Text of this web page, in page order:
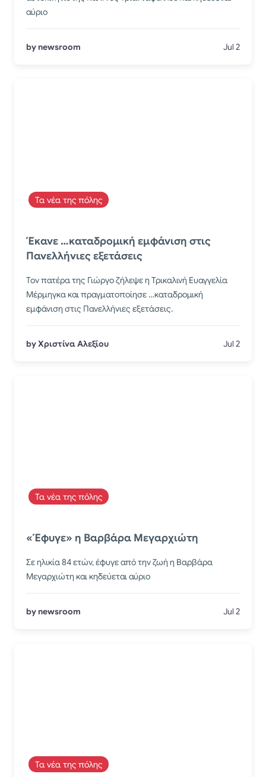
αύριο
by newsroom Jul 2
Τα νέα της πόλης
Έκανε …καταδρομική εμφάνιση στις
Πανελλήνιες εξετάσεις
Τον πατέρα της Γιώργο ζήλεψε η Τρικαλινή Ευαγγελία
Μέρμηγκα και πραγματοποίησε …καταδρομική
εμφάνιση στις Πανελλήνιες εξετάσεις.
by Χριστίνα Αλεξίου Jul 2
Τα νέα της πόλης
«Έφυγε» η Βαρβάρα Μεγαρχιώτη
Σε ηλικία 84 ετών, έφυγε από την ζωή η Βαρβάρα
Μεγαρχιώτη και κηδεύεται αύριο
by newsroom Jul 2
Τα νέα της πόλης